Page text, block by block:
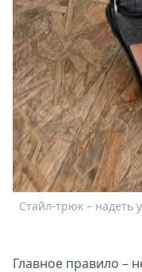
Стайл-трюк – надеть
Главное правило –